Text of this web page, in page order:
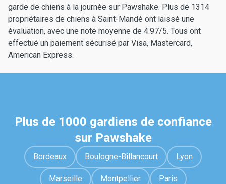
garde de chiens à la journée sur Pawshake. Plus de 1314
propriétaires de chiens à Saint-Mandé ont laissé une
évaluation, avec une note moyenne de 4.97/5. Tous ont
effectué un paiement sécurisé par Visa, Mastercard,
American Express.
Plus de 1000 gardiens de confiance
sur Pawshake
Bordeaux Boulogne-Billancourt Lyon
Marseille Montpellier Paris